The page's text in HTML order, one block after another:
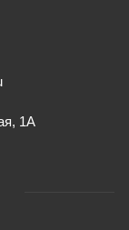
1А